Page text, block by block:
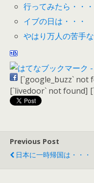
行ってみたら・・・
イブの日は・・・
やはり万人の苦手
[`google_buzz` not
[`livedoor` not found]
Previous Post
日本に一時帰国は・・・